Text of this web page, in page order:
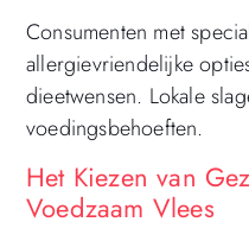
Consumenten met
allergievriendelijke
dieetwensen. Lokale
voedingsbehoeften.
Het Kiezen van
Voedzaam Vlees